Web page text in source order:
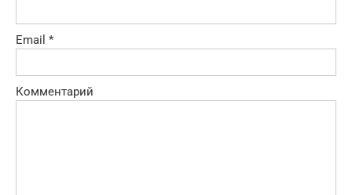
Email *
Комментарий